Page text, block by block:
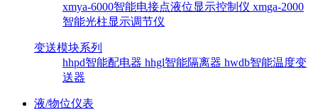
xmya-6000智能电接点液位显示控制仪 xmga-2000
智能光柱显示调节仪
变送模块系列
hhpd智能配电器 hhgl智能隔离器 hwdb智能温度变
送器
液/物位仪表